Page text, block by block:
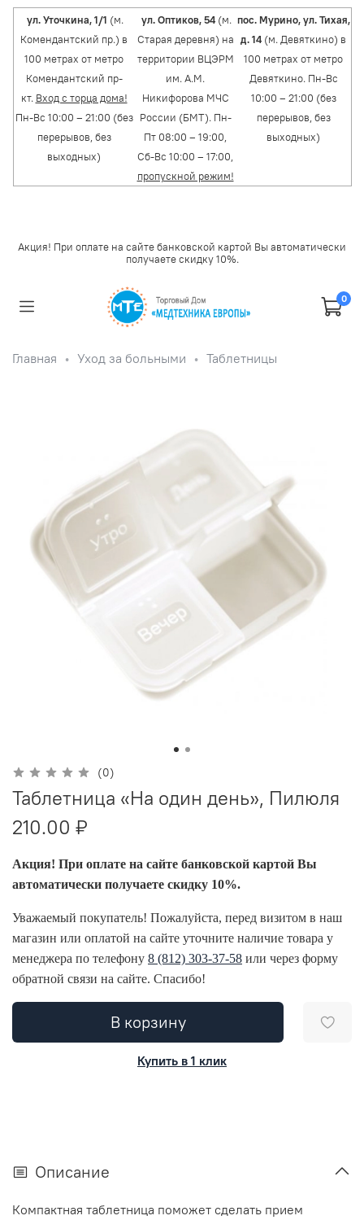
ул. Уточкина, 1/1 (м.
Комендантский пр.) в
100 метрах от метро
Комендантский пр-
кт. Вход с торца дома!
Пн-Вс 10:00 – 21:00 (без
перерывов, без
выходных)
ул. Оптиков, 54 (м.
Старая деревня) на
территории ВЦЭРМ
им. А.М.
Никифорова МЧС
России (БМТ). Пн-
Пт 08:00 – 19:00,
Сб-Вс 10:00 – 17:00,
пропускной режим!
пос. Мурино, ул. Тихая,
д. 14 (м. Девяткино) в
100 метрах от метро
Девяткино. Пн-Вс
10:00 – 21:00 (без
перерывов, без
выходных)
Акция! При оплате на сайте банковской картой Вы автоматически
получаете скидку 10%.
0
Главная Уход за больными Таблетницы
(0)
Таблетница «На один день», Пилюля
210.00 ₽
Акция! При оплате на сайте банковской картой Вы
автоматически получаете скидку 10%.
Уважаемый покупатель! Пожалуйста, перед визитом в наш
магазин или оплатой на сайте уточните наличие товара у
менеджера по телефону 8 (812) 303-37-58 или через форму
обратной связи на сайте. Спасибо!
В корзину
Купить в 1 клик
Описание
Компактная таблетница поможет сделать прием